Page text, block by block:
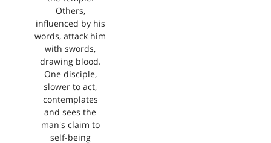
Others,
influenced by his
words, attack him
with swords,
drawing blood.
One disciple,
slower to act,
contemplates
and sees the
man's claim to
self-being